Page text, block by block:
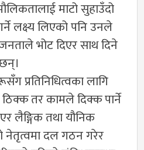
माटो सुहाउँदो
लक्ष्य लिएको पनि उनले
भोट दिएर साथ दिने
प्रतिनिधित्वका लागि
तर कामले दिक्क पार्ने
लैङ्गिक तथा यौनिक
दल गठन गरेर